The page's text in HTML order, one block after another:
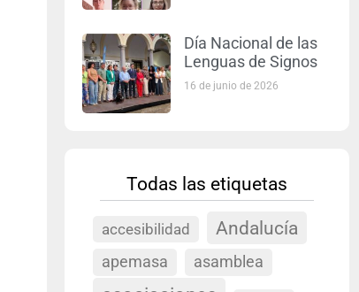
Día Nacional de las
Lenguas de Signos
16 de junio de 2026
Todas las etiquetas
accesibilidad Andalucía
apemasa asamblea